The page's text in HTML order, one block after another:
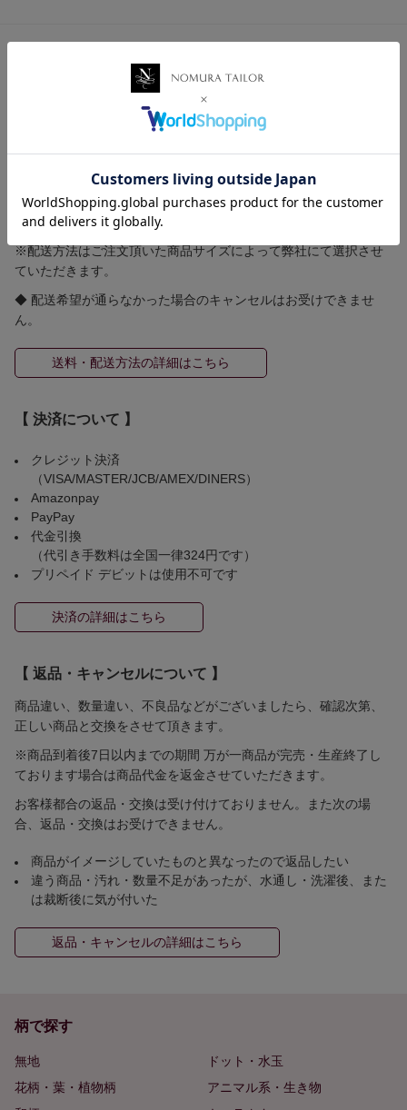
【 送料・配送方法について 】
5,500円（税込）以上お買い上げで国内送料無料！！
≪ 配送方法 ≫
※配送方法はご注文頂いた商品サイズによって弊社にて選択させ
ていただきます。
◆ 配送希望が通らなかった場合のキャンセルはお受けできませ
ん。
送料・配送方法の詳細はこちら
【 決済について 】
クレジット決済
（VISA/MASTER/JCB/AMEX/DINERS）
Amazonpay
PayPay
代金引換
（代引き手数料は全国一律324円です）
プリペイド デビットは使用不可です
決済の詳細はこちら
【 返品・キャンセルについて 】
商品違い、数量違い、不良品などがございましたら、確認次第、
正しい商品と交換をさせて頂きます。
※商品到着後7日以内までの期間 万が一商品が完売・生産終了し
ております場合は商品代金を返金させていただきます。
お客様都合の返品・交換は受け付けておりません。また次の場
合、返品・交換はお受けできません。
商品がイメージしていたものと異なったので返品したい
違う商品・汚れ・数量不足があったが、水通し・洗濯後、また
は裁断後に気が付いた
返品・キャンセルの詳細はこちら
柄で探す
無地
ドット・水玉
花柄・葉・植物柄
アニマル系・生き物